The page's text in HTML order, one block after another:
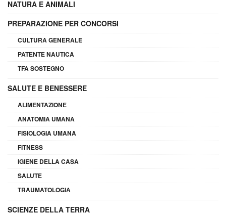
NATURA E ANIMALI
PREPARAZIONE PER CONCORSI
CULTURA GENERALE
PATENTE NAUTICA
TFA SOSTEGNO
SALUTE E BENESSERE
ALIMENTAZIONE
ANATOMIA UMANA
FISIOLOGIA UMANA
FITNESS
IGIENE DELLA CASA
SALUTE
TRAUMATOLOGIA
SCIENZE DELLA TERRA